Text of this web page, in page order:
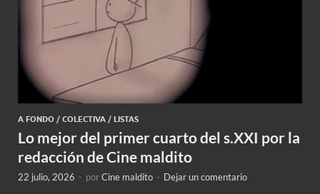
A FONDO / COLECTIVA / LISTAS
Lo mejor del primer cuarto del s.XXI por la
redacción de Cine maldito
22 julio, 2026 - porCine maldito - Dejar un comentario